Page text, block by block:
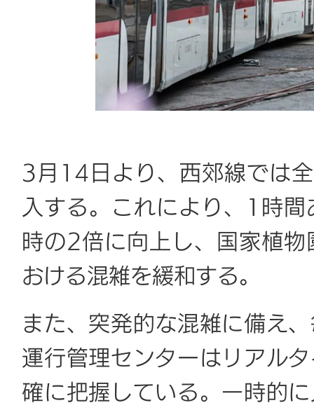
3月14日より、西郊線では
入する。これにより、1時
時の2倍に向上し、国家植
おける混雑を緩和する。
また、突発的な混雑に備え
運行管理センターはリアル
確に把握している。一時的